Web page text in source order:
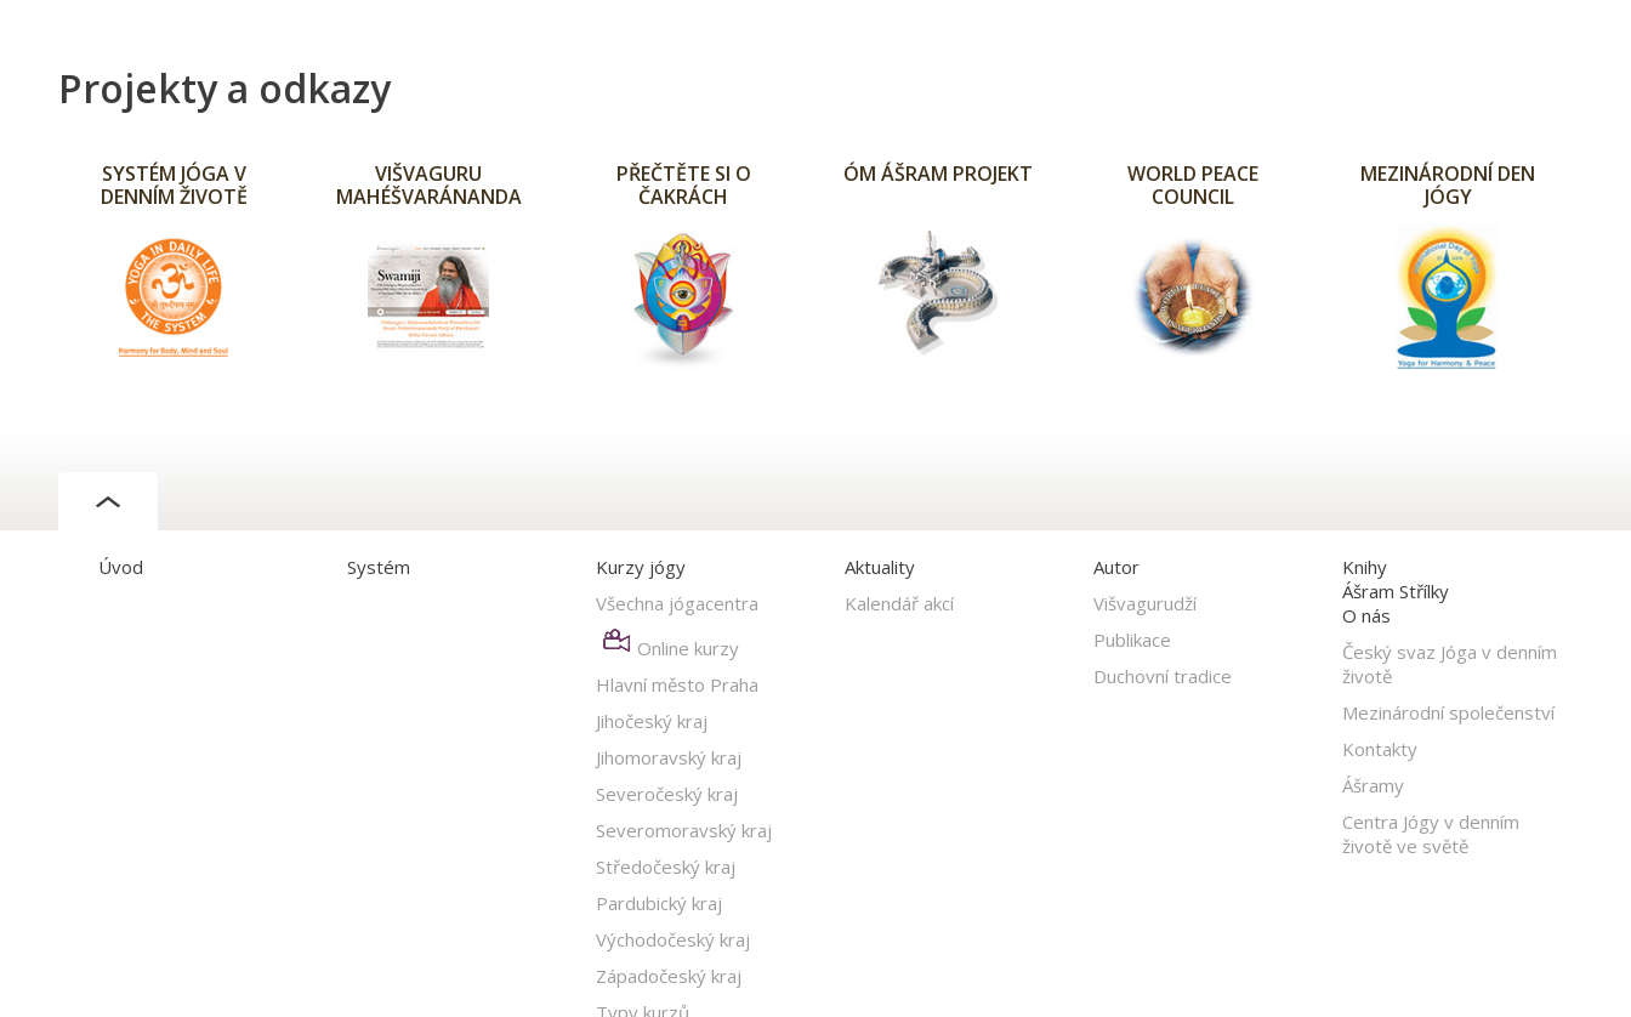
Projekty a odkazy
SYSTÉM JÓGA V
DENNÍM ŽIVOTĚ
VIŠVAGURU
MAHÉŠVARÁNANDA
PŘEČTĚTE SI O
ČAKRÁCH
ÓM ÁŠRAM PROJEKT
WORLD PEACE
COUNCIL
MEZINÁRODNÍ DEN
JÓGY
Úvod Systém
Kurzy jógy
Všechna jógacentra
Online kurzy
Hlavní město Praha
Jihočeský kraj
Jihomoravský kraj
Severočeský kraj
Severomoravský kraj
Středočeský kraj
Pardubický kraj
Východočeský kraj
Západočeský kraj
Aktuality
Kalendář akcí
Autor
Višvagurudží
Publikace
Duchovní tradice
Knihy
Ášram Střílky
O nás
Český svaz Jóga v denním
životě
Mezinárodní společenství
Kontakty
Ášramy
Centra Jógy v denním
životě ve světě